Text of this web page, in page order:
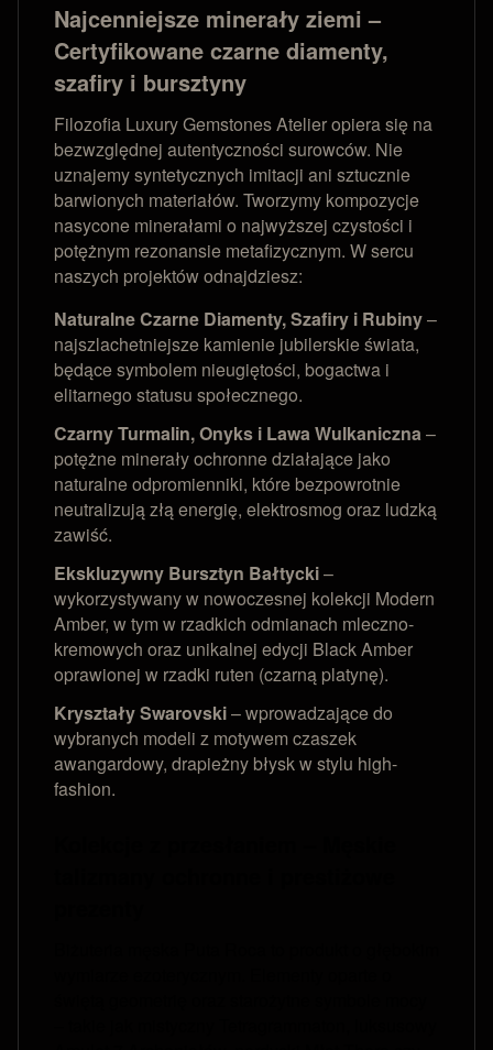
Najcenniejsze minerały ziemi –
Certyfikowane czarne diamenty,
szafiry i bursztyny
Filozofia Luxury Gemstones Atelier opiera się na
bezwzględnej autentyczności surowców. Nie
uznajemy syntetycznych imitacji ani sztucznie
barwionych materiałów. Tworzymy kompozycje
nasycone minerałami o najwyższej czystości i
potężnym rezonansie metafizycznym. W sercu
naszych projektów odnajdziesz:
Naturalne Czarne Diamenty, Szafiry i Rubiny–
najszlachetniejsze kamienie jubilerskie świata,
będące symbolem nieugiętości, bogactwa i
elitarnego statusu społecznego.
Czarny Turmalin, Onyks i Lawa Wulkaniczna–
potężne minerały ochronne działające jako
naturalne odpromienniki, które bezpowrotnie
neutralizują złą energię, elektrosmog oraz ludzką
zawiść.
Ekskluzywny Bursztyn Bałtycki–
wykorzystywany w nowoczesnej kolekcji Modern
Amber, w tym w rzadkich odmianach mleczno-
kremowych oraz unikalnej edycji Black Amber
oprawionej w rzadki ruten (czarną platynę).
Kryształy Swarovski– wprowadzające do
wybranych modeli z motywem czaszek
awangardowy, drapieżny błysk w stylu high-
fashion.